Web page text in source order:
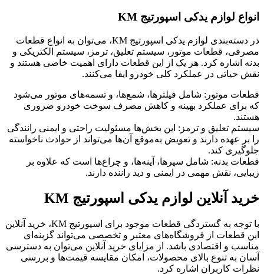
انواع لوازم یدکی اسپورتیج KM
در دسته‌بندی لوازم یدکی اسپورتیج KM، می‌توان به انواع قطعات
مصرفی، قطعات موتور، سیستم تعلیق، ترمز، سیستم الکتریکی و
بدنه اشاره کرد. هر یک از این قطعات دارای اهمیت خاصی هستند و
نقش حیاتی در عملکرد کلی خودرو ایفا می‌کنند.
قطعات موتور: شامل فیلترها، شمع‌ها، و تسمه‌های موتور می‌شود
که برای عملکرد بهینه و کاهش مصرف سوخت خودرو ضروری
هستند.
سیستم تعلیق و ترمز: این بخش‌ها مسئولیت راحتی و ایمنی رانندگی
را بر عهده دارند و تعویض به‌موقع آن‌ها می‌تواند از حوادث ناخواسته
جلوگیری کند.
قطعات بدنه: شامل سپرها، آینه‌ها، و چراغ‌ها است که علاوه بر
زیبایی، نقش مهمی در ایمنی و دید راننده دارند.
خرید آنلاین لوازم یدکی اسپورتیج KM
با توجه به گستردگی قطعات موجود برای اسپورتیج KM، خرید آنلاین
این قطعات از فروشگاه‌های معتبر و تخصصی می‌تواند گزینه‌ای
مناسب و اقتصادی باشد. از مزایای خرید آنلاین می‌توان به دسترسی
آسان به تنوع بالای محصولات، امکان مقایسه قیمت‌ها و بررسی
نظرات کاربران اشاره کرد.